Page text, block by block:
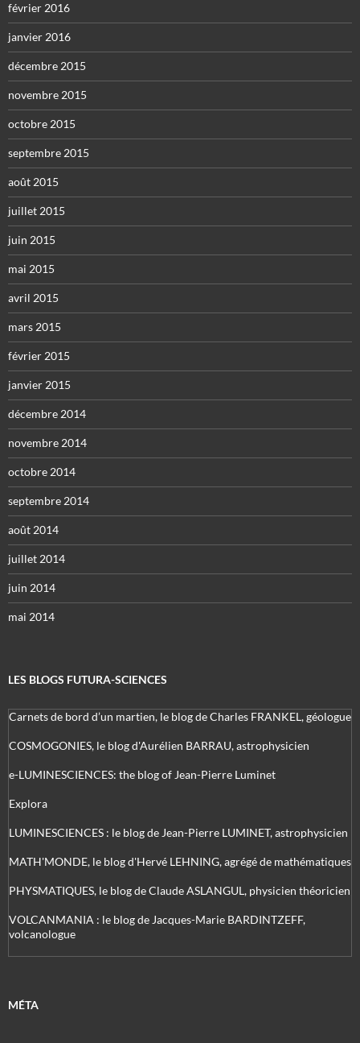
février 2016
janvier 2016
décembre 2015
novembre 2015
octobre 2015
septembre 2015
août 2015
juillet 2015
juin 2015
mai 2015
avril 2015
mars 2015
février 2015
janvier 2015
décembre 2014
novembre 2014
octobre 2014
septembre 2014
août 2014
juillet 2014
juin 2014
mai 2014
LES BLOGS FUTURA-SCIENCES
Carnets de bord d’un martien, le blog de Charles FRANKEL, géologue
COSMOGONIES, le blog d'Aurélien BARRAU, astrophysicien
e-LUMINESCIENCES: the blog of Jean-Pierre Luminet
Explora
LUMINESCIENCES : le blog de Jean-Pierre LUMINET, astrophysicien
MATH'MONDE, le blog d'Hervé LEHNING, agrégé de mathématiques
PHYSMATIQUES, le blog de Claude ASLANGUL, physicien théoricien
VOLCANMANIA : le blog de Jacques-Marie BARDINTZEFF,
volcanologue
MÉTA